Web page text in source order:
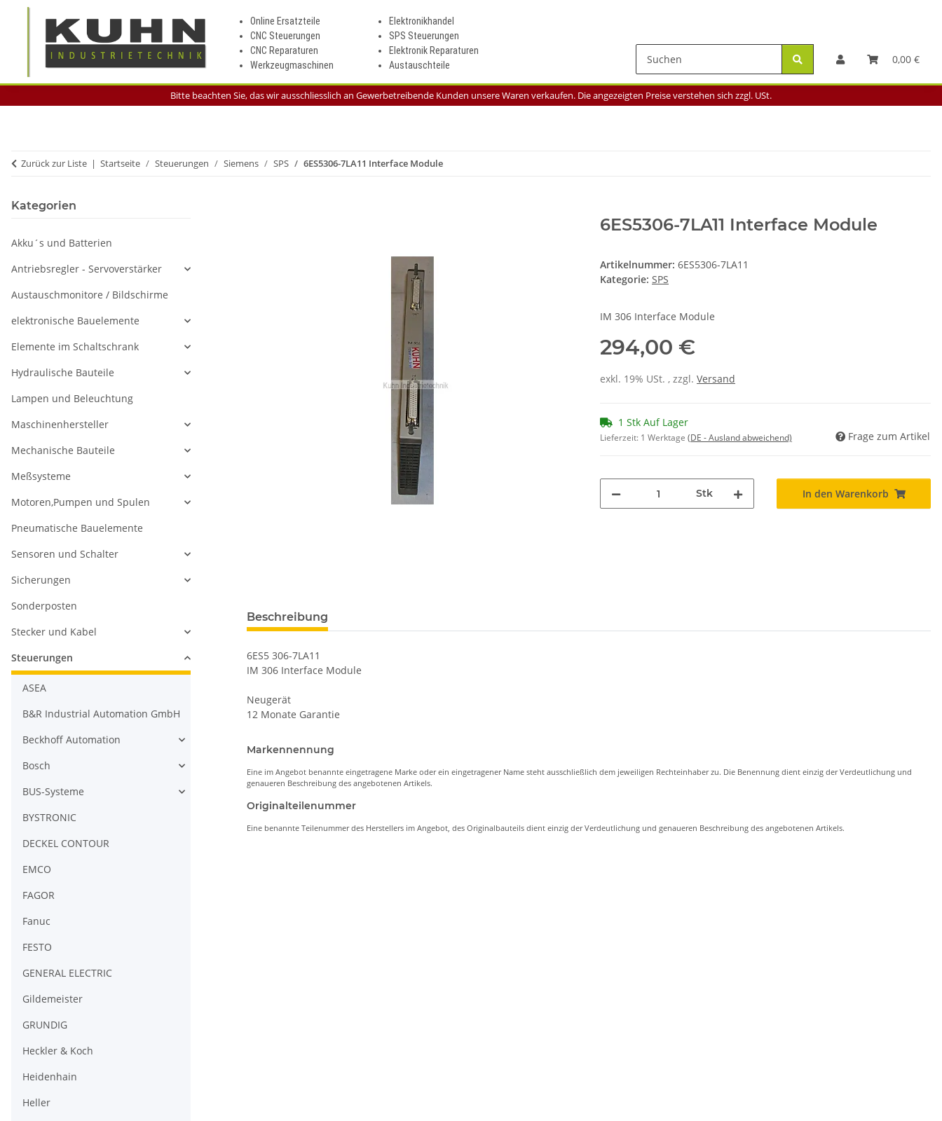
Online Ersatzteile
CNC Steuerungen
CNC Reparaturen
Werkzeugmaschinen
Elektronikhandel
SPS Steuerungen
Elektronik Reparaturen
Austauschteile
0,00 €
Bitte beachten Sie, das wir ausschliesslich an Gewerbetreibende Kunden unsere Waren verkaufen. Die angezeigten Preise verstehen sich zzgl. USt.
Zurück zur Liste Startseite Steuerungen Siemens SPS 6ES5306-7LA11 Interface Module
6ES5306-7LA11 Interface Module
Artikelnummer: 6ES5306-7LA11
Kategorie: SPS
IM 306 Interface Module
294,00 €
exkl. 19% USt. , zzgl. Versand
1 Stk Auf Lager
Lieferzeit: 1 Werktage (DE - Ausland abweichend) Frage zum Artikel
Stk In den Warenkorb
Beschreibung
6ES5 306-7LA11
IM 306 Interface Module
Neugerät
12 Monate Garantie
Markennennung
Eine im Angebot benannte eingetragene Marke oder ein eingetragener Name steht ausschließlich dem jeweiligen Rechteinhaber zu. Die Benennung dient einzig der Verdeutlichung und
genaueren Beschreibung des angebotenen Artikels.
Originalteilenummer
Eine benannte Teilenummer des Herstellers im Angebot, des Originalbauteils dient einzig der Verdeutlichung und genaueren Beschreibung des angebotenen Artikels.
Kategorien
Akku´s und Batterien
Antriebsregler - Servoverstärker
Austauschmonitore / Bildschirme
elektronische Bauelemente
Elemente im Schaltschrank
Hydraulische Bauteile
Lampen und Beleuchtung
Maschinenhersteller
Mechanische Bauteile
Meßsysteme
Motoren,Pumpen und Spulen
Pneumatische Bauelemente
Sensoren und Schalter
Sicherungen
Sonderposten
Stecker und Kabel
Steuerungen
ASEA
B&R Industrial Automation GmbH
Beckhoff Automation
Bosch
BUS-Systeme
BYSTRONIC
DECKEL CONTOUR
EMCO
FAGOR
Fanuc
FESTO
GENERAL ELECTRIC
Gildemeister
GRUNDIG
Heckler & Koch
Heidenhain
Heller